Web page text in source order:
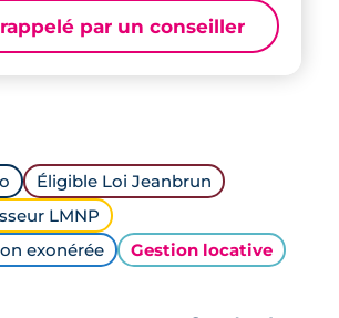
par un conseiller
Éligible Loi Jeanbrun
LMNP
exonérée
Gestion locative